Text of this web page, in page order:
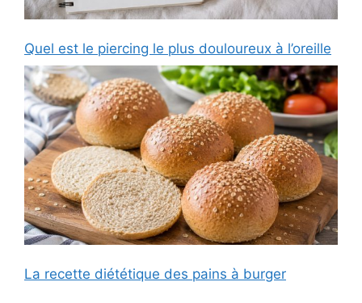
Quel est le piercing le plus douloureux à l’oreille
La recette diététique des pains à burger